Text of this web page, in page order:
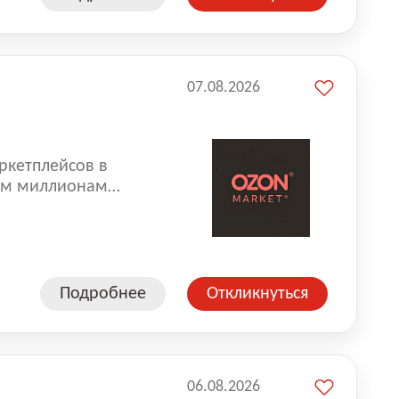
в
миллионам
сети, где
Ozon
Подробнее
07.08.2026
Откликнуться
06.08.2026